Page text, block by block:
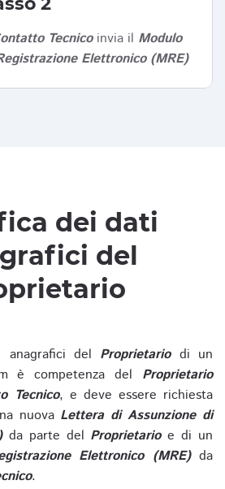
Tecnicoinvia il Modulo
Elettronico (MRE)
dei dati
del
del Proprietariodi un
è competenza del Proprietario
Tecnico, e deve essere richiesta
nuova Lettera di Assunzione di
da parte del Proprietarioe di un
Elettronico (MRE)da
.